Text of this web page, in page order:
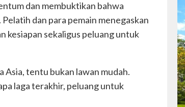
dan membuktikan bahwa
dan para pemain menegaskan
kesiapan sekaligus peluang untuk
Asia, tentu bukan lawan mudah.
laga terakhir, peluang untuk